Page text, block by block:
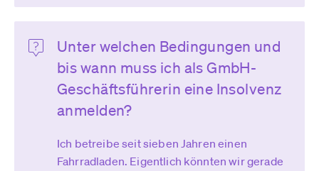
Unter welchen Bedingungen und
bis wann muss ich als GmbH-
Geschäftsführerin eine Insolvenz
anmelden?
Ich betreibe seit sieben Jahren einen
Fahrradladen. Eigentlich könnten wir gerade